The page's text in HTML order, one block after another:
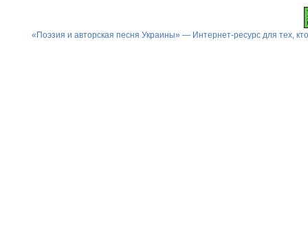
«Поэзия и авторская песня Украины» — Интернет-ресурс для тех,